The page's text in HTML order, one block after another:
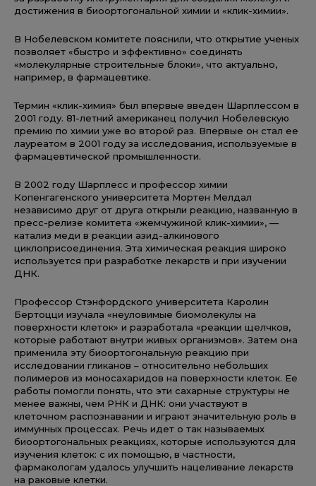
достижения в биоортогональной химии и «клик-химии».
В Нобелевском комитете пояснили, что открытие ученых
позволяет «быстро и эффективно» соединять
«молекулярные строительные блоки», что актуально,
например, в фармацевтике.
Термин «клик-химия» был впервые введен Шарплессом в
2001 году. 81-летний американец получил Нобелевскую
премию по химии уже во второй раз. Впервые он стал ее
лауреатом в 2001 году за исследования, используемые в
фармацевтической промышленности.
В 2002 году Шарплесс и профессор химии
Копенгагенского университета Мортен Мелдал
независимо друг от друга открыли реакцию, названную в
пресс-релизе комитета «жемчужиной клик-химии», —
катализ меди в реакции азид-алкинового
циклоприсоединения. Эта химическая реакция широко
используется при разработке лекарств и при изучении
ДНК.
Профессор Стэнфордского университета Каролин
Бертоцци изучала «неуловимые биомолекулы на
поверхности клеток» и разработала «реакции щелчков,
которые работают внутри живых организмов». Затем она
применила эту биоортогональную реакцию при
исследовании гликанов – относительно небольших
полимеров из моносахаридов на поверхности клеток. Ее
работы помогли понять, что эти сахарные структуры не
менее важны, чем РНК и ДНК: они участвуют в
клеточном распознавании и играют значительную роль в
иммунных процессах. Речь идет о так называемых
биоортогональных реакциях, которые используются для
изучения клеток: с их помощью, в частности,
фармакологам удалось улучшить нацеливание лекарств
на раковые клетки.